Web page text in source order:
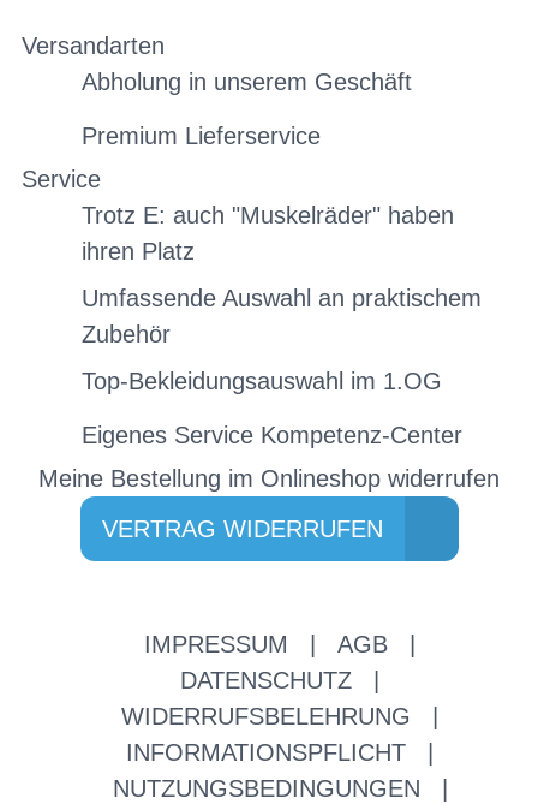
Versandarten
Abholung in unserem Geschäft
Premium Lieferservice
Service
Trotz E: auch "Muskelräder" haben
ihren Platz
Umfassende Auswahl an praktischem
Zubehör
Top-Bekleidungsauswahl im 1.OG
Eigenes Service Kompetenz-Center
Meine Bestellung im Onlineshop widerrufen
VERTRAG WIDERRUFEN
IMPRESSUM AGB
DATENSCHUTZ
WIDERRUFSBELEHRUNG
INFORMATIONSPFLICHT
NUTZUNGSBEDINGUNGEN